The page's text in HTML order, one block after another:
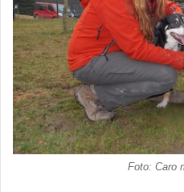
Foto: Caro